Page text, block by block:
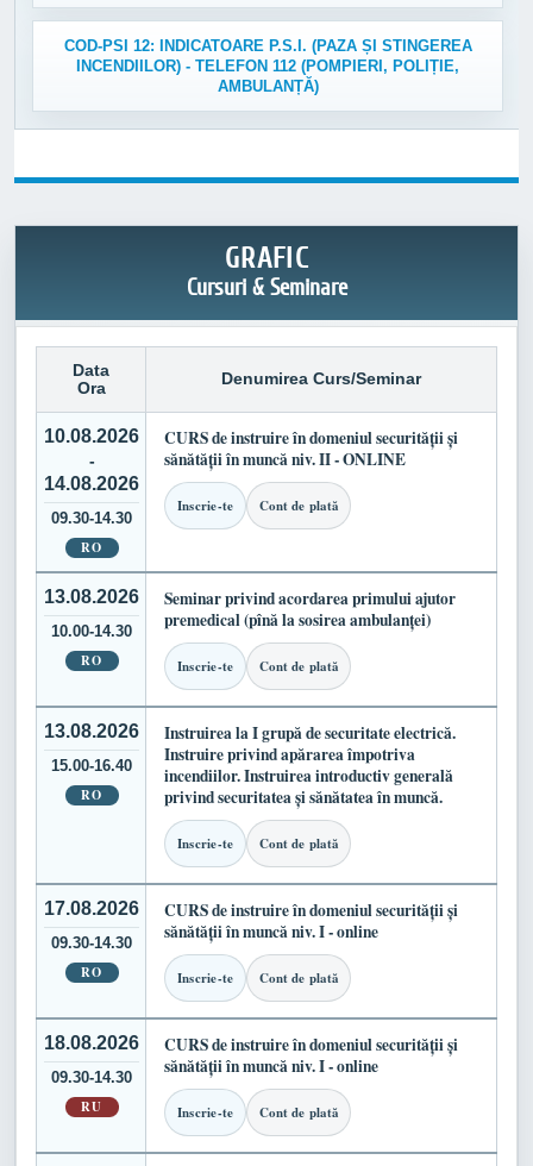
COD-PSI 12: INDICATOARE P.S.I. (PAZA ȘI STINGEREA
INCENDIILOR) - TELEFON 112 (POMPIERI, POLIȚIE,
AMBULANȚĂ)
GRAFIC
Cursuri & Seminare
Data
Ora
Denumirea Curs/Seminar
10.08.2026
-
14.08.2026
09.30-14.30
RO
CURS de instruire în domeniul securității și
sănătății în muncă niv. II - ONLINE
Inscrie-te Cont de plată
13.08.2026
10.00-14.30
RO
Seminar privind acordarea primului ajutor
premedical (pînă la sosirea ambulanței)
Inscrie-te Cont de plată
13.08.2026
15.00-16.40
RO
Instruirea la I grupă de securitate electrică.
Instruire privind apărarea împotriva
incendiilor. Instruirea introductiv generală
privind securitatea și sănătatea în muncă.
Inscrie-te Cont de plată
17.08.2026
09.30-14.30
RO
CURS de instruire în domeniul securității și
sănătății în muncă niv. I - online
Inscrie-te Cont de plată
18.08.2026
09.30-14.30
RU
CURS de instruire în domeniul securității și
sănătății în muncă niv. I - online
Inscrie-te Cont de plată